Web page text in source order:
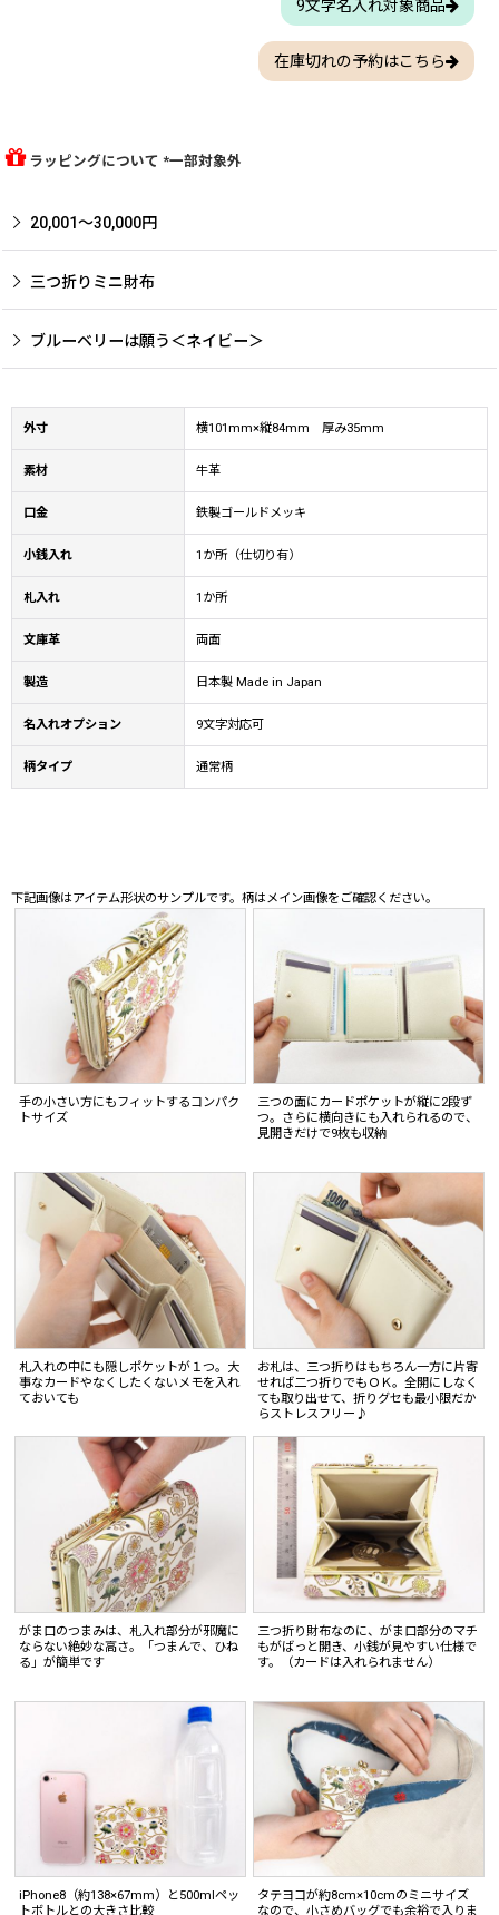
9文字名入れ対象商品
在庫切れの予約はこちら
ラッピングについて *一部対象外
20,001〜30,000円
三つ折りミニ財布
ブルーベリーは願う＜ネイビー＞
外寸 横101mm×縦84mm 厚み35mm
素材 牛革
口金 鉄製ゴールドメッキ
小銭入れ 1か所（仕切り有）
札入れ 1か所
文庫革 両面
製造 日本製 Made in Japan
名入れオプション 9文字対応可
柄タイプ 通常柄
下記画像はアイテム形状のサンプルです。柄はメイン画像をご確認ください。
手の小さい方にもフィットするコンパク
トサイズ
三つの面にカードポケットが縦に2段ず
つ。さらに横向きにも入れられるので、
見開きだけで9枚も収納
札入れの中にも隠しポケットが１つ。大
事なカードやなくしたくないメモを入れ
ておいても
お札は、三つ折りはもちろん一方に片寄
せれば二つ折りでもＯＫ。全開にしなく
ても取り出せて、折りグセも最小限だか
らストレスフリー♪
がま口のつまみは、札入れ部分が邪魔に
ならない絶妙な高さ。「つまんで、ひね
る」が簡単です
三つ折り財布なのに、がま口部分のマチ
もがばっと開き、小銭が見やすい仕様で
す。（カードは入れられません）
iPhone8（約138×67mm）と500mlペッ
トボトルとの大きさ比較
タテヨコが約8cm×10cmのミニサイズ
なので、小さめバッグでも余裕で入りま